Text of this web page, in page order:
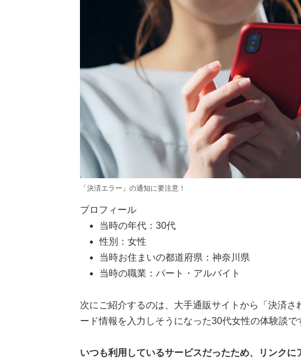
「決済エラー」の通知に要注意！
プロフィール
当時の年代：30代
性別：女性
当時お住まいの都道府県：神奈川県
当時の職業：パート・アルバイト
次にご紹介するのは、大手通販サイトから「決済
ード情報を入力しそうになった30代女性の体験談で
いつも利用しているサービスだったため、リンク